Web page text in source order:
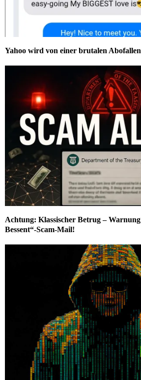
Yahoo wird von einer brutalen
Achtung: Klassischer Betrug –
Bessent“-Scam-Mail!